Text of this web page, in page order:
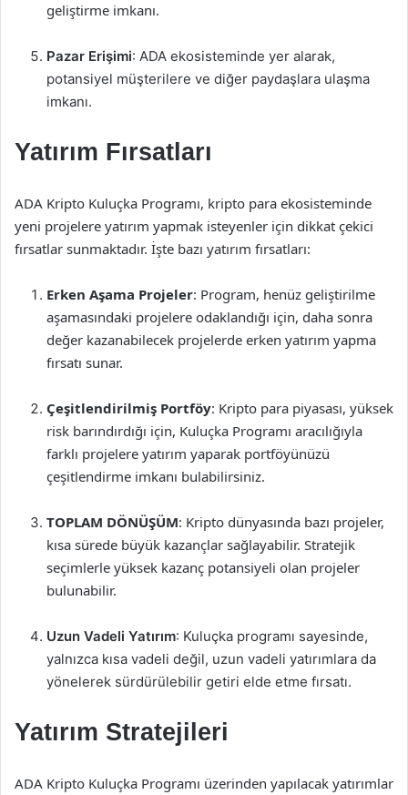
geliştirme imkanı.
Pazar Erişimi: ADA ekosisteminde yer alarak,
potansiyel müşterilere ve diğer paydaşlara ulaşma
imkanı.
Yatırım Fırsatları
ADA Kripto Kuluçka Programı, kripto para ekosisteminde
yeni projelere yatırım yapmak isteyenler için dikkat çekici
fırsatlar sunmaktadır. İşte bazı yatırım fırsatları:
Erken Aşama Projeler: Program, henüz geliştirilme
aşamasındaki projelere odaklandığı için, daha sonra
değer kazanabilecek projelerde erken yatırım yapma
fırsatı sunar.
Çeşitlendirilmiş Portföy: Kripto para piyasası, yüksek
risk barındırdığı için, Kuluçka Programı aracılığıyla
farklı projelere yatırım yaparak portföyünüzü
çeşitlendirme imkanı bulabilirsiniz.
TOPLAM DÖNÜŞÜM: Kripto dünyasında bazı projeler,
kısa sürede büyük kazançlar sağlayabilir. Stratejik
seçimlerle yüksek kazanç potansiyeli olan projeler
bulunabilir.
Uzun Vadeli Yatırım: Kuluçka programı sayesinde,
yalnızca kısa vadeli değil, uzun vadeli yatırımlara da
yönelerek sürdürülebilir getiri elde etme fırsatı.
Yatırım Stratejileri
ADA Kripto Kuluçka Programı üzerinden yapılacak yatırımlar